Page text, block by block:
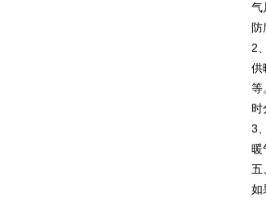
气
防
2
供
等
时
3
暖
五
如